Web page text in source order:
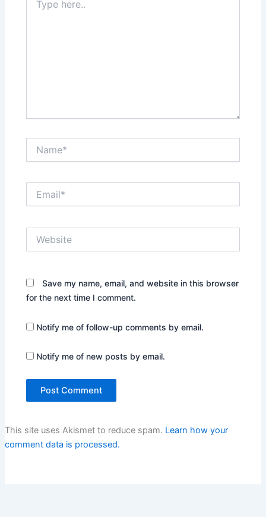
here..
Save my name, email, and website in this browser
for the next time I comment.
Notify me of follow-up comments by email.
Notify me of new posts by email.
This site uses Akismet to reduce spam. Learn how your
comment data is processed.